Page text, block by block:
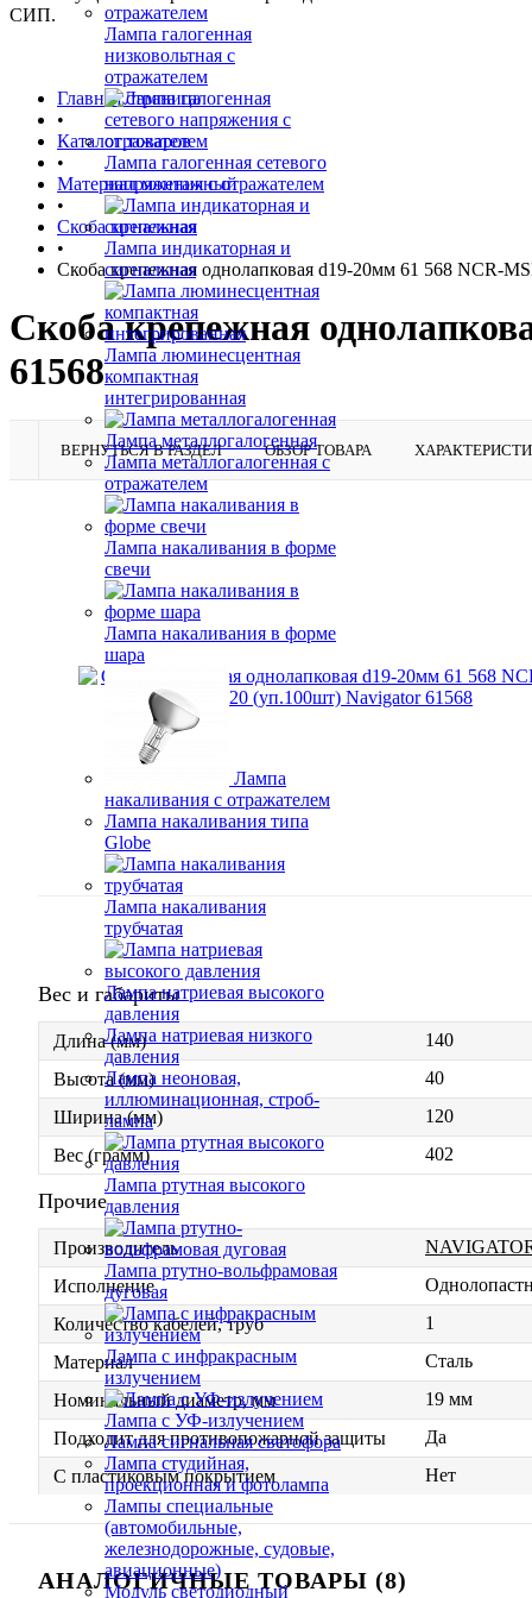
Лампа галогенная
низковольтная с
отражателем
Лампа галогенная сетевого
напряжения с отражателем
Лампа индикаторная и
сигнальная
Лампа люминесцентная
компактная
интегрированная
Лампа металлогалогенная
Лампа металлогалогенная с
отражателем
Лампа накаливания в форме
свечи
Лампа накаливания в форме
шара
Лампа
накаливания с отражателем
Лампа накаливания типа
Globe
Лампа накаливания
трубчатая
Лампа натриевая высокого
давления
Лампа натриевая низкого
давления
Лампа неоновая,
иллюминационная, строб-
лампа
Лампа ртутная высокого
давления
Лампа ртутно-вольфрамовая
дуговая
Лампа с инфракрасным
излучением
Лампа с УФ-излучением
Лампа сигнальная светофора
Лампа студийная,
проекционная и фотолампа
Лампы специальные
(автомобильные,
железнодорожные, судовые,
авиационные)
Модуль светодиодный
СИП.
Главная страница
•
Каталог товаров
•
Материал монтажный
•
Скоба крепежная
•
Скоба крепежная однолапковая d19-20мм 61 568 NCR-
Скоба крепежная
61568
ВЕРНУТЬСЯ В РАЗДЕЛ ОБЗОР ТОВАРА
Вес и габариты
Длина (мм)
140
Высота (мм)
40
Ширина (мм)
120
Вес (грамм)
402
Прочие
Производитель
Исполнение
Количество кабелей, труб
1
Материал
Сталь
Номинальный диаметр, мм
19 мм
Подходит для противопожарной защиты
Да
С пластиковым покрытием
Нет
АНАЛОГИЧНЫЕ ТОВАРЫ (8)